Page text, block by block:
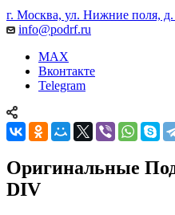
г. Москва, ул. Нижние поля, д.
info@podrf.ru
MAX
Вконтакте
Telegram
Оригинальные
DIV